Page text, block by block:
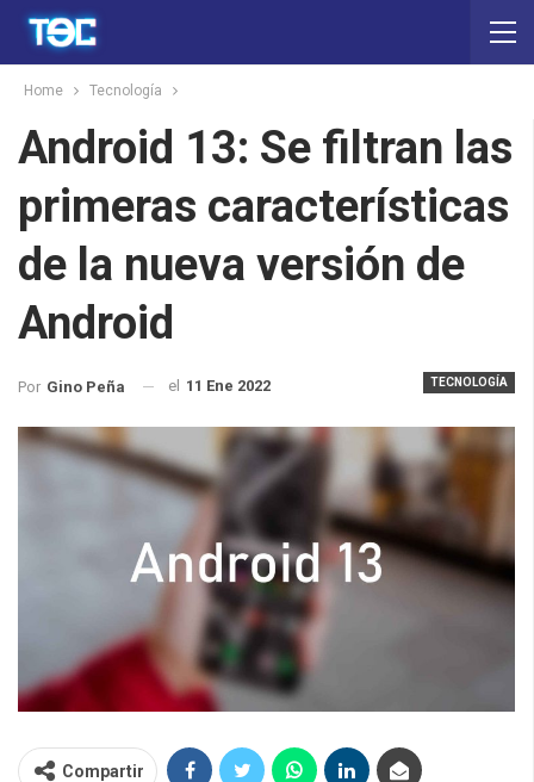
Home Tecnología
Android 13: Se filtran las
primeras características
de la nueva versión de
Android
TECNOLOGÍA
Por Gino Peña el 11 Ene 2022
Compartir